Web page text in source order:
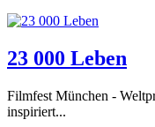
23 000 Leben
Filmfest München -
inspiriert...